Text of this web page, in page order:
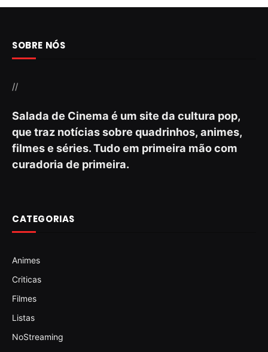
SOBRE NÓS
//
Salada de Cinema é um site da cultura pop,
que traz notícias sobre quadrinhos, animes,
filmes e séries. Tudo em primeira mão com
curadoria de primeira.
CATEGORIAS
Animes
Criticas
Filmes
Listas
NoStreaming